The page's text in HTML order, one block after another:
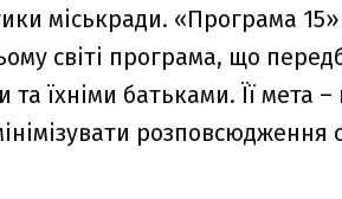
міськради. «Програма
світі програма, що
та їхніми батьками. Її мета
розповсюдження